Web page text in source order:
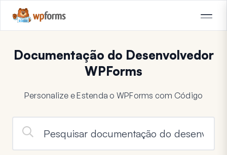
Documentação do Desenvolvedor
WPForms
Personalize e Estenda o WPForms com Código